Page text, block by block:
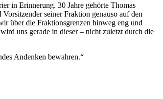
in Erinnerung. 30 Jahre gehörte Thomas
seiner Fraktion genauso auf den
über die Fraktionsgrenzen hinweg eng und
uns gerade in dieser – nicht zuletzt durch die
Andenken bewahren.“